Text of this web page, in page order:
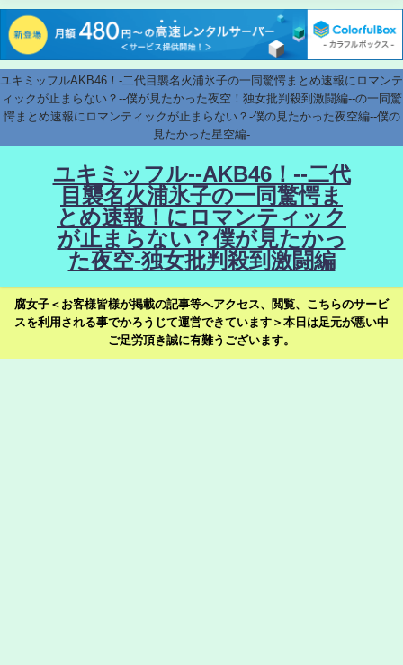
ユキミッフルAKB46！-二代目襲名火浦氷子の一同驚愕まとめ速報にロマンテ
ィックが止まらない？--僕が見たかった夜空！独女批判殺到激闘編--の一同驚
愕まとめ速報にロマンティックが止まらない？-僕の見たかった夜空編--僕の
見たかった星空編-
ユキミッフル--AKB46！--二代
目襲名火浦氷子の一同驚愕ま
とめ速報！にロマンティック
が止まらない？僕が見たかっ
た夜空-独女批判殺到激闘編
腐女子＜お客様皆様が掲載の記事等へアクセス、閲覧、こちらのサービ
スを利用される事でかろうじて運営できています＞本日は足元が悪い中
ご足労頂き誠に有難うございます。